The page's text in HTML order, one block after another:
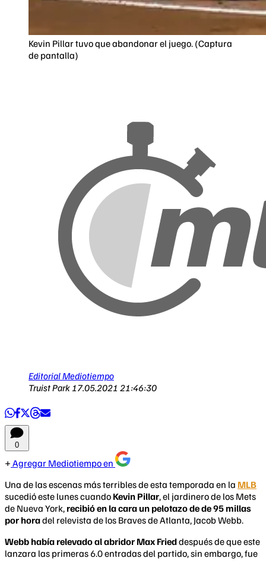
Kevin Pillar tuvo que abandonar el juego. (Captura
de pantalla)
Editorial Mediotiempo
Truist Park 17.05.2021 21:46:30
0
Agregar Mediotiempo en
Una de las escenas más terribles de esta temporada en la MLB
sucedió este lunes cuando Kevin Pillar, el jardinero de los Mets
de Nueva York, recibió en la cara un pelotazo de de 95 millas
por horadel relevista de los Braves de Atlanta, Jacob Webb.
Webb había relevado al abridor Max Frieddespués de que este
lanzara las primeras 6.0 entradas del partido, sin embargo, fue